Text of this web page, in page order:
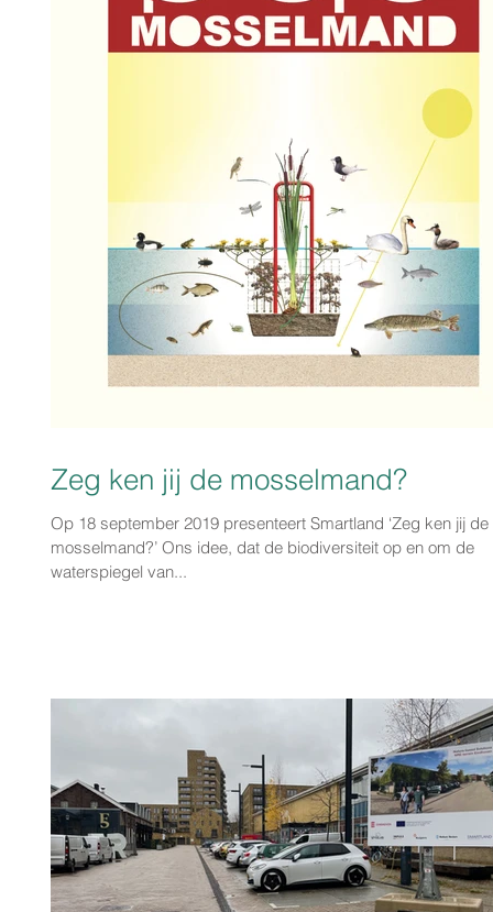
Zeg ken jij de mosselmand?
Op 18 september 2019 presenteert Smartland ‘Zeg ken jij de
mosselmand?’ Ons idee, dat de biodiversiteit op en om de
waterspiegel van...